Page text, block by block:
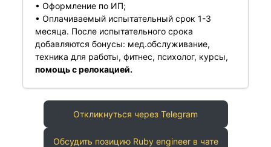
• Оформление по ИП;
• Оплачиваемый испытательный срок 1-3
месяца. После испытательного срока
добавляются бонусы: мед.обслуживание,
техника для работы, фитнес, психолог, курсы,
помощь с релокацией.
Откликнуться через Telegram
Обсудить позицию Ruby engineer в чате